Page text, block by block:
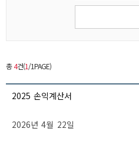
총4건(1/1PAGE)
2025 손익계산서
2026년 4월 22일